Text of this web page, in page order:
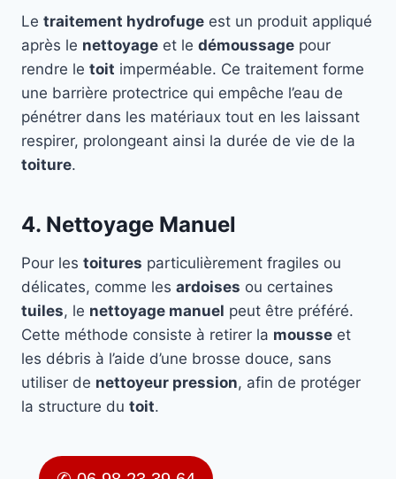
Le traitement hydrofuge est un produit appliqué
après le nettoyage et le démoussage pour
rendre le toit imperméable. Ce traitement forme
une barrière protectrice qui empêche l’eau de
pénétrer dans les matériaux tout en les laissant
respirer, prolongeant ainsi la durée de vie de la
toiture.
4. Nettoyage Manuel
Pour les toitures particulièrement fragiles ou
délicates, comme les ardoises ou certaines
tuiles, le nettoyage manuel peut être préféré.
Cette méthode consiste à retirer la mousse et
les débris à l’aide d’une brosse douce, sans
utiliser de nettoyeur pression, afin de protéger
la structure du toit.